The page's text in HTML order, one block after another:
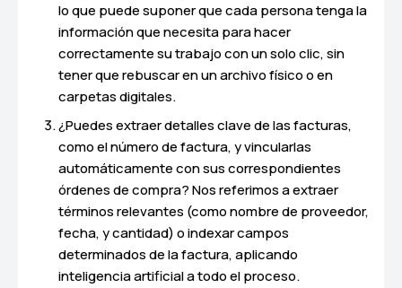
lo que puede suponer que cada persona tenga la
información que necesita para hacer
correctamente su trabajo con un solo clic, sin
tener que rebuscar en un archivo físico o en
carpetas digitales.
¿Puedes extraer detalles clave de las facturas,
como el número de factura, y vincularlas
automáticamente con sus correspondientes
órdenes de compra? Nos referimos a extraer
términos relevantes (como nombre de proveedor,
fecha, y cantidad) o indexar campos
determinados de la factura, aplicando
inteligencia artificial a todo el proceso.